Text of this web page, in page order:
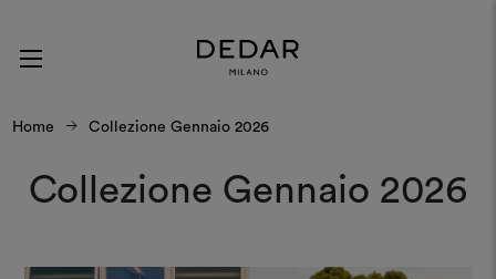
Home Collezione Gennaio 2026
Collezione Gennaio 2026